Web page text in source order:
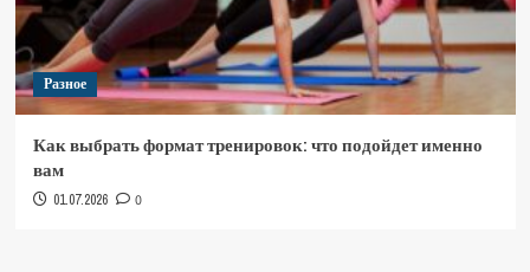
Разное
Как выбрать формат тренировок: что подойдет именно
вам
01.07.2026 0